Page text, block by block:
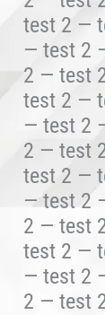
test 2 —
— test 2
2 — test
test 2 —
— test 2
2 — test
test 2 —
— test 2
2 — test
test 2 —
— test 2
2 — test